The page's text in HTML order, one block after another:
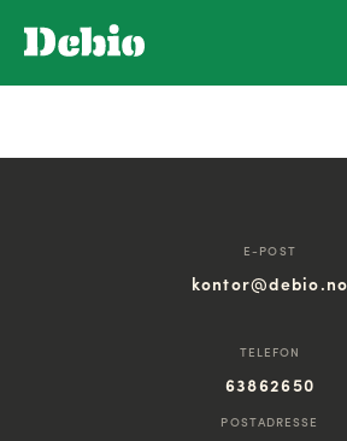
E-POST
kontor@debio.no
TELEFON
63862650
POSTADRESSE